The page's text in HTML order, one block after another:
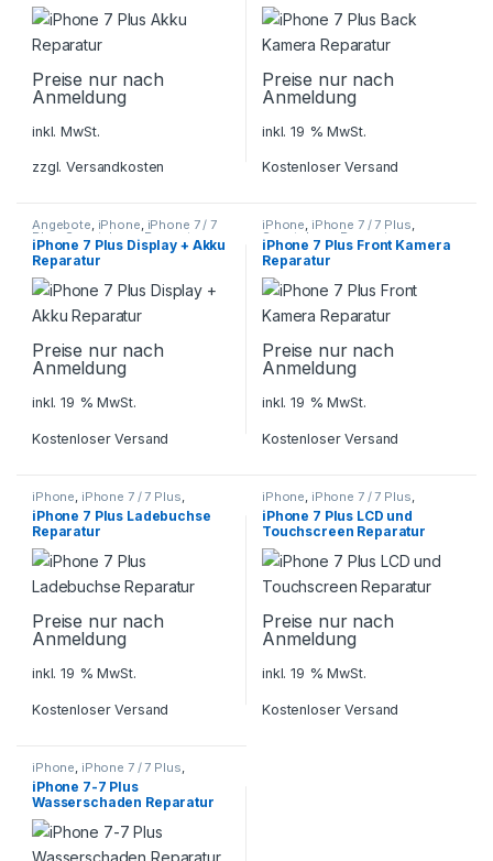
Preise nur nach
Anmeldung
inkl. MwSt.
zzgl.Versandkosten
Preise nur nach
Anmeldung
inkl. 19 % MwSt.
Kostenloser Versand
Angebote, iPhone, iPhone 7 / 7
Plus Smartphone Reparatur
iPhone 7 Plus Display + Akku
Reparatur
Preise nur nach
Anmeldung
inkl. 19 % MwSt.
Kostenloser Versand
iPhone, iPhone 7 / 7 Plus,
Smartphone Reparatur
iPhone 7 Plus Front Kamera
Reparatur
Preise nur nach
Anmeldung
inkl. 19 % MwSt.
Kostenloser Versand
iPhone iPhone 7 / 7 Plus
Smartphone Reparatur
iPhone 7 Plus Ladebuchse
Reparatur
Preise nur nach
Anmeldung
inkl. 19 % MwSt.
Kostenloser Versand
iPhone iPhone 7 / 7 Plus
Smartphone Reparatur
iPhone 7 Plus LCD und
Touchscreen Reparatur
Preise nur nach
Anmeldung
inkl. 19 % MwSt.
Kostenloser Versand
iPhone iPhone 7 / 7 Plus
Smartphone Reparatur
iPhone 7-7 Plus
Wasserschaden Reparatur